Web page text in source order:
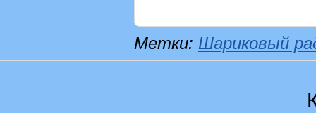
Метки: Шариковый